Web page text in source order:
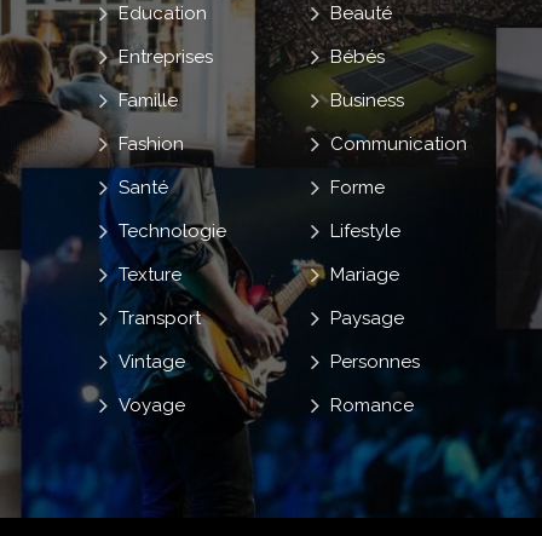
Beauté
Bébés
Business
Communication
Education
Entreprises
Famille
Fashion
Forme
Lifestyle
Mariage
Paysage
Personnes
Romance
Santé
Technologie
Texture
Transport
Vintage
Voyage